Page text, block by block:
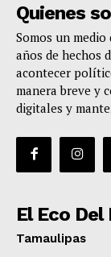
Quienes
Somos un medio
años de hechos
acontecer
manera breve y
digitales y
El Eco
Tamaulipas